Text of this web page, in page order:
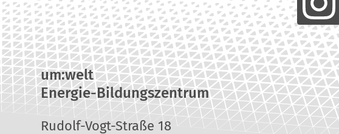
um:welt
Energie-Bildungszentrum
Rudolf-Vogt-Straße 18